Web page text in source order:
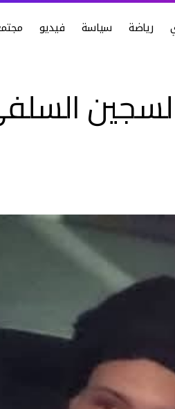
رياضة سياسة فيديو
عن السجين